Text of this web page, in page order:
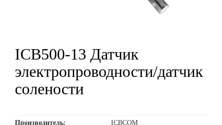
ICB500-13 Датчик
электропроводности/датчик
солености
Производитель: ICBCOM